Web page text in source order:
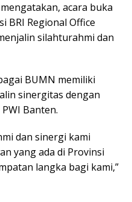
acara buka
BRI Regional Office
silahturahmi dan
BUMN memiliki
sinergitas dengan
Banten.
dan sinergi kami
yang ada di Provinsi
langka bagi kami,”